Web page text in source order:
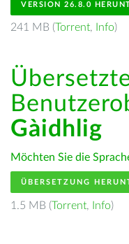
VERSION 26.8.0
241 MB (Torrent, Info)
Gàidhlig
Möchten Sie die
ÜBERSETZUNG
1.5 MB (Torrent, Info)